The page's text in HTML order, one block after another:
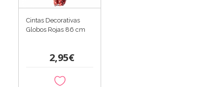
Cintas Decorativas
Globos Rojas 86 cm
2,95€